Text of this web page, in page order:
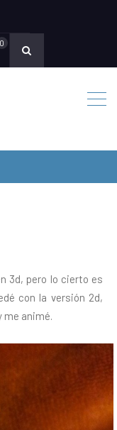
0
3d, pero lo cierto es
con la versión 2d,
me animé.